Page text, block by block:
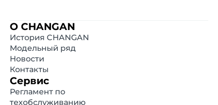
ценами по расчётам дистрибьютора. Для
получения подробной информации просьба
обращаться к ближайшему официальному
дилеру. Опубликованная на данном сайте
информация может быть изменена в любое
время без предварительного уведомления.
О CHANGAN
История CHANGAN
Модельный ряд
Новости
Контакты
Сервис
Регламент по
техобслуживанию